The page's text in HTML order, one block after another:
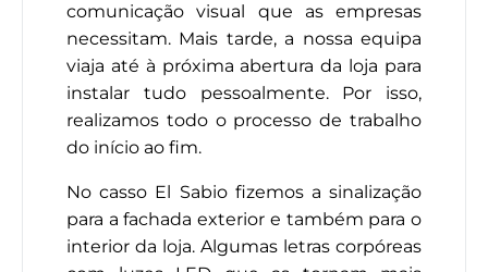
comunicação visual que as empresas
necessitam. Mais tarde, a nossa equipa
viaja até à próxima abertura da loja para
instalar tudo pessoalmente. Por isso,
realizamos todo o processo de trabalho
do início ao fim.
No casso El Sabio fizemos a sinalização
para a fachada exterior e também para o
interior da loja. Algumas letras corpóreas